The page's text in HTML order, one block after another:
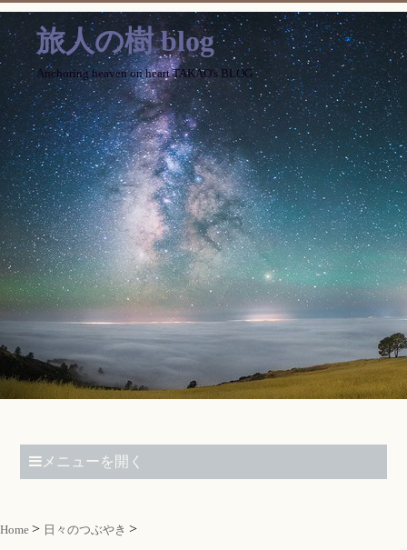
旅人の樹 blog
Anchoring heaven on heart TAKAO's BLOG
メニューを開く
Home 日々のつぶやき